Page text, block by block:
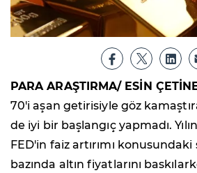
PARA ARAŞTIRMA/ ESİN
70'i aşan getirisiyle göz
de iyi bir başlangıç yapmadı.
FED'in faiz artırımı
bazında altın fiyatlarını